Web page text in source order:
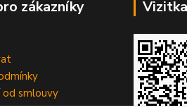
zákazníky
smlouvy
Vizitka